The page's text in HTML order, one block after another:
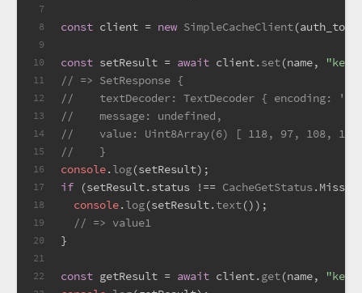
7
8
9
10
11
12
13
14
15
16
17
18
19
20
21
22
const client = new SimpleCacheClient
const setResult = await client.set(name,
// => SetResponse {
//    textDecoder: TextDecoder { encoding:
//    message: undefined,
//    value: Uint8Array(6) [ 118, 97, 108,
//    }
console.log(setResult);
if (setResult.status !== CacheGetStatus .Miss
console.log(setResult.text());
// => value1
}
const getResult = await client.get(name,